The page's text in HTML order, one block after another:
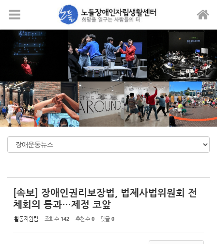
메뉴 건너뛰기
[속보] 장애인권리보장법, 법제사법위원회 전
체회의 통과…제정 코앞
활동지원팀 조회 수 142 추천 수 0 댓글 0